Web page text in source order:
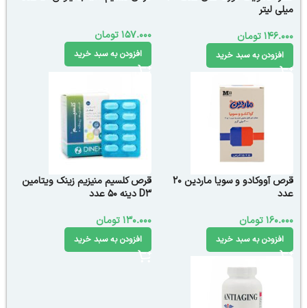
میلی لیتر
146.000تومان
افزودن به سبد خرید
157.000تومان
افزودن به سبد خرید
قرص آووکادو و سویا ماردین 20
عدد
160.000تومان
افزودن به سبد خرید
قرص کلسیم منیزیم زینک ویتامین
D3 دینه 50 عدد
130.000تومان
افزودن به سبد خرید